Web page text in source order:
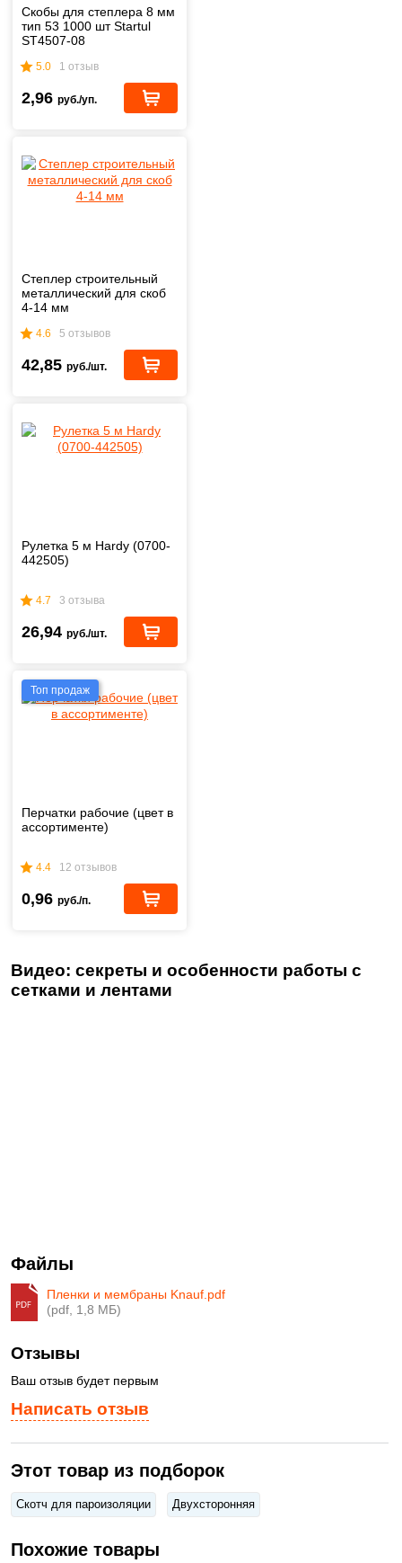
Скобы для степлера 8 мм
тип 53 1000 шт Startul
ST4507-08
5.0 1 отзыв
2,96 руб./уп.
Степлер строительный
металлический для скоб
4-14 мм
4.6 5 отзывов
42,85 руб./шт.
Рулетка 5 м Hardy (0700-
442505)
4.7 3 отзыва
26,94 руб./шт.
Топ продаж
Перчатки рабочие (цвет в
ассортименте)
4.4 12 отзывов
0,96 руб./п.
Видео: секреты и особенности работы с
сетками и лентами
Файлы
Пленки и мембраны Knauf.pdf
(pdf, 1,8 МБ)
Написать отзыв
Отзывы
Ваш отзыв будет первым
Этот товар из подборок
Скотч для пароизоляции Двухсторонняя
Похожие товары